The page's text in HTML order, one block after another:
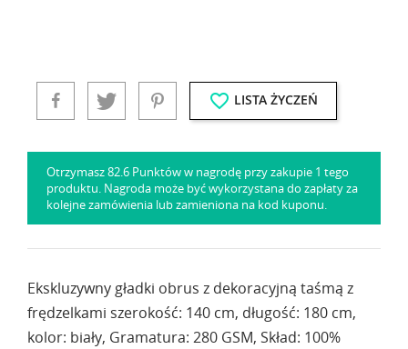
favorite_border LISTA ŻYCZEŃ
Otrzymasz 82.6 Punktów w nagrodę przy zakupie 1 tego
produktu. Nagroda może być wykorzystana do zapłaty za
kolejne zamówienia lub zamieniona na kod kuponu.
Ekskluzywny gładki obrus z dekoracyjną taśmą z
frędzelkami szerokość: 140 cm, długość: 180 cm,
kolor: biały, Gramatura: 280 GSM, Skład: 100%